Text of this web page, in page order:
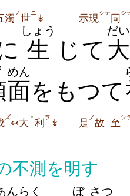
濁 ノ世ニ ↡ 示現シテ 同 ジ
生
しょう
じて 大
だい
面
めん
をもつて
ズ↢大 ＊ 利 ヲ ↡ 是 ノ故 ニ至シ
不測を明す
んらく ぼ さつ